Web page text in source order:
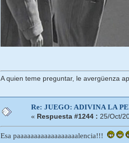
A quien teme preguntar, le avergüenza
Re: JUEGO: ADIVINA LA
« Respuesta #1244 : 25/Oct/
Esa paaaaaaaaaaaaaaaaaalencia!!!